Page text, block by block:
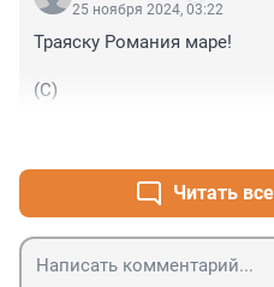
25 ноября 2024, 03:22
Траяску Романия маре!
(С)
Читать